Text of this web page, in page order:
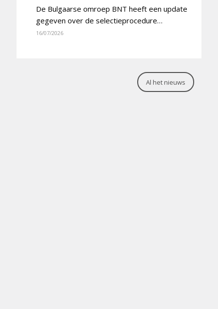
De Bulgaarse omroep BNT heeft een update
gegeven over de selectieprocedure…
16/07/2026
Al het nieuws